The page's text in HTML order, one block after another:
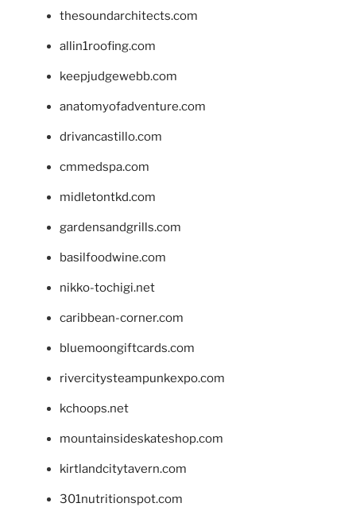
thesoundarchitects.com
allin1roofing.com
keepjudgewebb.com
anatomyofadventure.com
drivancastillo.com
cmmedspa.com
midletontkd.com
gardensandgrills.com
basilfoodwine.com
nikko-tochigi.net
caribbean-corner.com
bluemoongiftcards.com
rivercitysteampunkexpo.com
kchoops.net
mountainsideskateshop.com
kirtlandcitytavern.com
301nutritionspot.com